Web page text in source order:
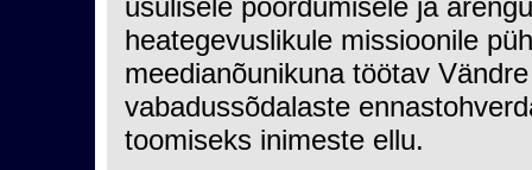
usulisele pöördumisele ja
heategevuslikule missioonile
meedianõunikuna töötav
vabadussõdalaste
toomiseks inimeste ellu.